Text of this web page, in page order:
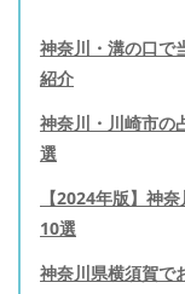
神奈川・溝の口で
紹介
神奈川・川崎市の
選
【2024年版】神
10選
神奈川県横須賀で